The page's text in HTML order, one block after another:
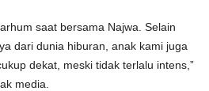
saat bersama Najwa. Selain
dari dunia hiburan, anak kami juga
dekat, meski tidak terlalu intens,”
media.